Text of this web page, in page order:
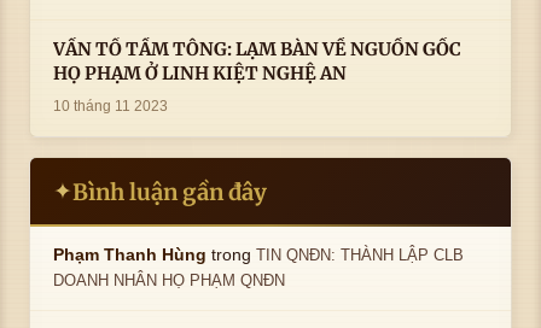
VẤN TỔ TẦM TÔNG: LẠM BÀN VỀ NGUỒN GỐC
HỌ PHẠM Ở LINH KIỆT NGHỆ AN
10 tháng 11 2023
✦Bình luận gần đây
Phạm Thanh Hùng trongTIN QNĐN: THÀNH LẬP CLB
DOANH NHÂN HỌ PHẠM QNĐN